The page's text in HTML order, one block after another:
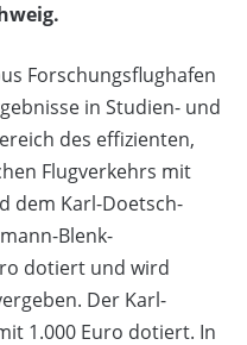
Forschungsflughafen
in Studien- und
des effizienten,
Flugverkehrs mit
dem Karl-Doetsch-
Blenk-
dotiert und wird
Der Karl-
1.000 Euro dotiert. In